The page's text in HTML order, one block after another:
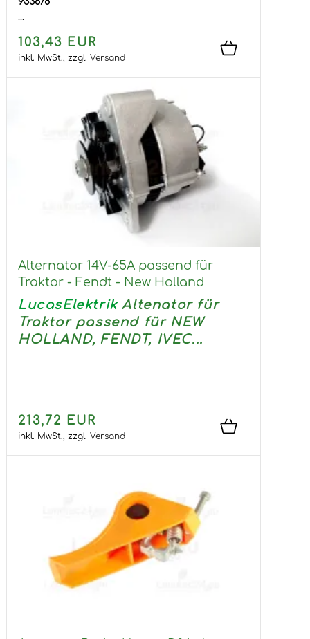
...
103,43 EUR
inkl. MwSt., zzgl. Versand
Alternator 14V-65A passend für
Traktor - Fendt - New Holland
LucasElektrikAltenator für
Traktor passend für NEW
HOLLAND, FENDT, IVEC...
213,72 EUR
inkl. MwSt., zzgl. Versand